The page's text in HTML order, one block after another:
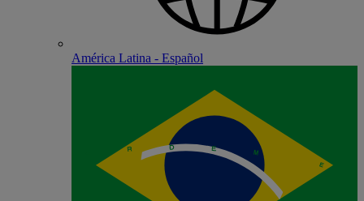
América Latina - Español